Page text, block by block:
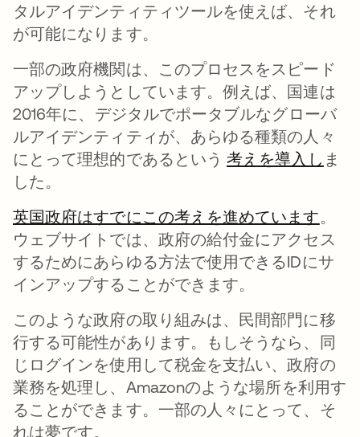
タルアイデンティティツールを使えば、それ
が可能になります。
一部の政府機関は、このプロセスをスピード
アップしようとしています。例えば、国連は
2016年に、デジタルでポータブルなグローバ
ルアイデンティティが、あらゆる種類の人々
にとって理想的であるという考えを導入し 新
ま
した。
英国政府はすでにこの考えを進めています新し
。
ウェブサイトでは、政府の給付金にアクセス
するためにあらゆる方法で使用できるIDにサ
インアップすることができます。
このような政府の取り組みは、民間部門に移
行する可能性があります。もしそうなら、同
じログインを使用して税金を支払い、政府の
業務を処理し、Amazonのような場所を利用す
ることができます。一部の人々にとって、そ
れは夢です。